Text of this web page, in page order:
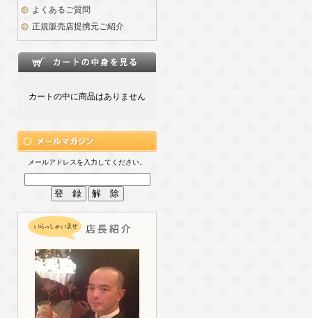
よくあるご質問
正規販売店提携元ご紹介
カートの中に商品はありません
メールアドレスを入力してください。